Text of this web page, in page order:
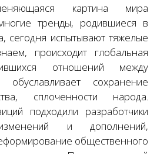
картина мира
тренды, родившиеся в
сегодня испытывают тяжелые
происходит глобальная
отношений между
обуславливает сохранение
сплоченности народа.
подходили разработчики
изменений и дополнений,
общественного